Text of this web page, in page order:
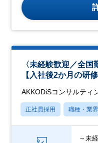
〈未経験歓迎／全
【入社後2か月の研
AKKODiSコンサルティ
正社員採用 職種・業
～未